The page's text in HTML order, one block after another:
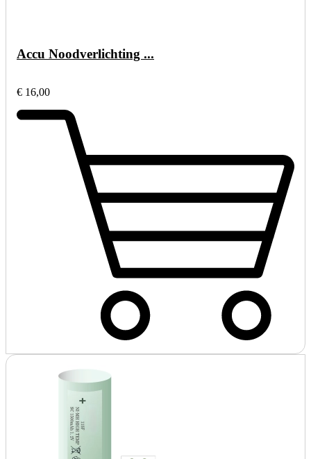
Accu Noodverlichting ...
€ 16,00